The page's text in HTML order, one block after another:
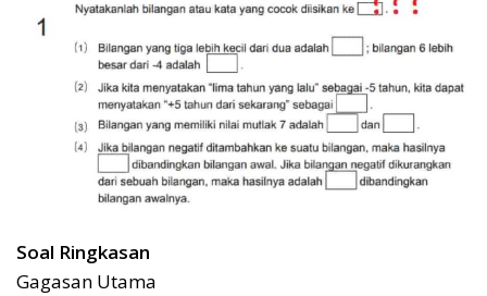
Soal Ringkasan
Gagasan Utama